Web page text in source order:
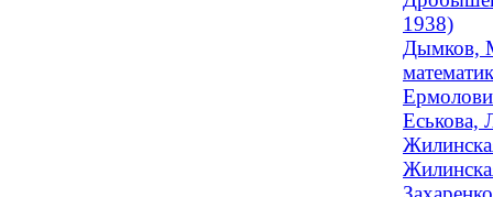
1938)
Дымков,
Еськова,